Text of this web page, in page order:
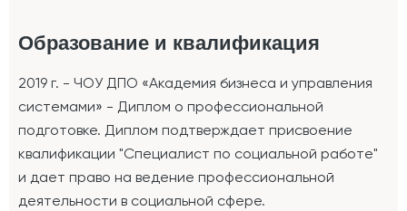
Образование и квалификация
2019 г. - ЧОУ ДПО «Академия бизнеса и управления
системами» - Диплом о профессиональной
подготовке. Диплом подтверждает присвоение
квалификации "Специалист по социальной работе"
и дает право на ведение профессиональной
деятельности в социальной сфере.